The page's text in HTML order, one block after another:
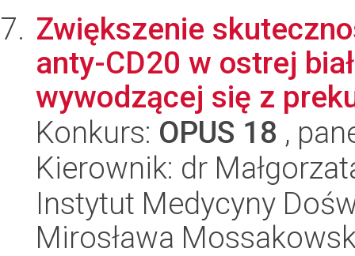
Zwiększenie
anty-CD20 w ostrej
wywodzącej się z
Konkurs: OPUS 18 ,
Kierownik: dr
Instytut Medycyny
Mirosława